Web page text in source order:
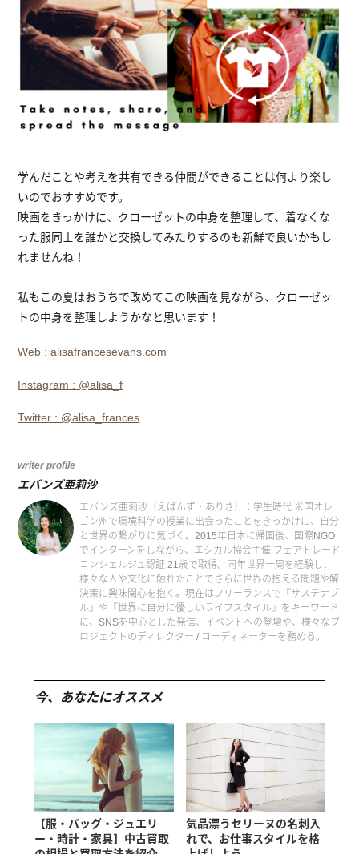
学んだことや考えを共有できる仲間ができることは何より楽し
いのでおすすめです。
映画をきっかけに、クローゼットの中身を整理して、着なくな
った服同士を誰かと交換してみたりするのも新鮮で良いかもし
れませんね！
私もこの夏はおうちで改めてこの映画を見ながら、クローゼッ
トの中身を整理しようかなと思います！
Web : alisafrancesevans.com
Instagram : @alisa_f
Twitter : @alisa_frances
writer profile
エバンズ亜莉沙
エバンズ亜莉沙（えばんず・ありさ）：学生時代 米国オレ
ゴン州で環境科学の授業に出会ったことをきっかけに、自分
と世界の繋がりに気づく。2015年日本に帰国後、国際NGO
でインターンをしながら、エシカル協会主催 フェアトレード
コンシェルジュ認証 21歳で取得。同年世界一周を経験し、
様々な人や文化に触れたことでさらに世界の抱える問題や解
決策に興味関心を抱く。現在はフリーランスで『サステナブ
ル』や『世界に自分に優しいライフスタイル』をキーワード
に、SNSを中心とした発信、イベントへの登壇や、様々なプ
ロジェクトのディレクター / コーディネーターを務める。
今、あなたにオススメ
【服・バッグ・ジュエリ
ー・時計・家具】中古買取
気品漂うセリーヌの名刺入
れで、お仕事スタイルを格